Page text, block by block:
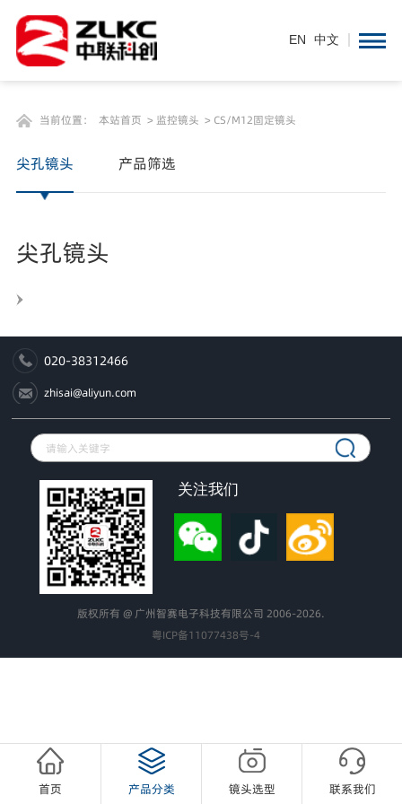
EN 中文
当前位置： 本站首页 > 监控镜头 > CS/M12固定镜头
尖孔镜头 产品筛选
尖孔镜头
020-38312466
zhisai@aliyun.com
关注我们
版权所有 @ 广州智赛电子科技有限公司 2006-2026.
粤ICP备11077438号-4
首页 产品分类 镜头选型 联系我们